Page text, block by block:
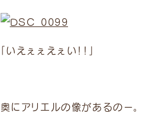
「いえぇぇえぇい！！」
奥にアリエルの像があるのー。